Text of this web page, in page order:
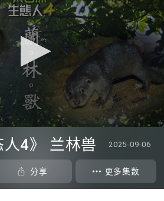
人4》 兰林兽 2025-09-06
分享 更多集数